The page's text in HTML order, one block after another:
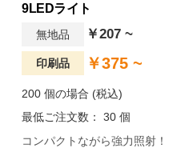
9LEDライト
無地品 ￥207 ~
印刷品 ￥375 ~
200 個の場合 (税込)
最低ご注文数： 30 個
コンパクトながら強力照射！